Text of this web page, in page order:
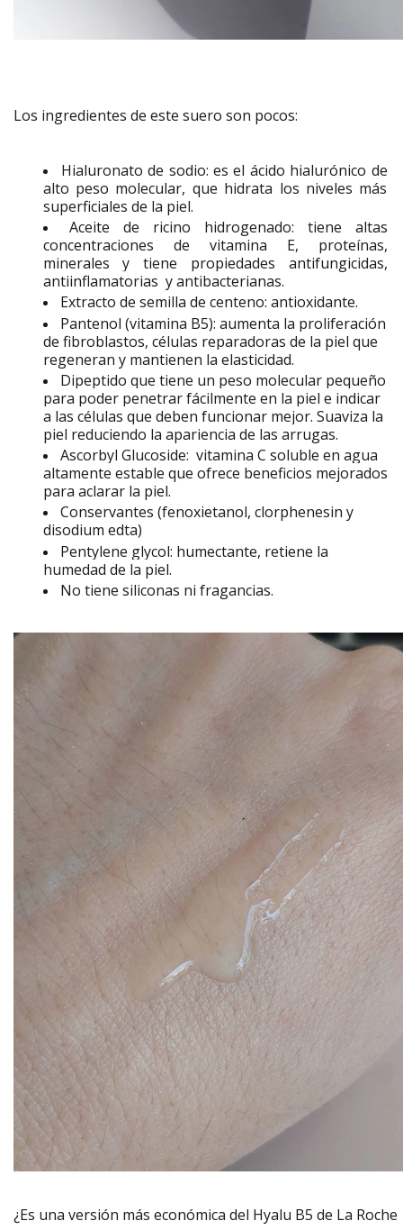
Los ingredientes de este suero son pocos:
Hialuronato de sodio: es el ácido hialurónico de
alto peso molecular, que hidrata los niveles más
superficiales de la piel.
Aceite de ricino hidrogenado: tiene altas
concentraciones de vitamina E, proteínas,
minerales y tiene propiedades antifungicidas,
antiinflamatorias y antibacterianas.
Extracto de semilla de centeno: antioxidante.
Pantenol (vitamina B5): aumenta la proliferación
de fibroblastos, células reparadoras de la piel que
regeneran y mantienen la elasticidad.
Dipeptido que tiene un peso molecular pequeño
para poder penetrar fácilmente en la piel e indicar
a las células que deben funcionar mejor. Suaviza la
piel reduciendo la apariencia de las arrugas.
Ascorbyl Glucoside: vitamina C soluble en agua
altamente estable que ofrece beneficios mejorados
para aclarar la piel.
Conservantes (fenoxietanol, clorphenesin y
disodium edta)
Pentylene glycol: humectante, retiene la
humedad de la piel.
No tiene siliconas ni fragancias.
¿Es una versión más económica del Hyalu B5 de La Roche